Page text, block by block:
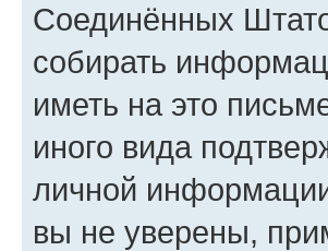
Соединённых
собирать
иметь на это
иного вида
личной
вы не уверены,